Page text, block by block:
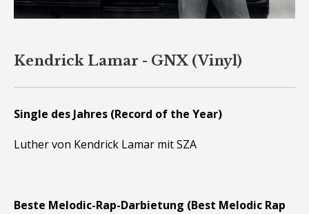
Kendrick Lamar - GNX (Vinyl)
Single des Jahres (Record of the Year)
Luther von Kendrick Lamar mit SZA
Beste Melodic-Rap-Darbietung (Best Melodic Rap